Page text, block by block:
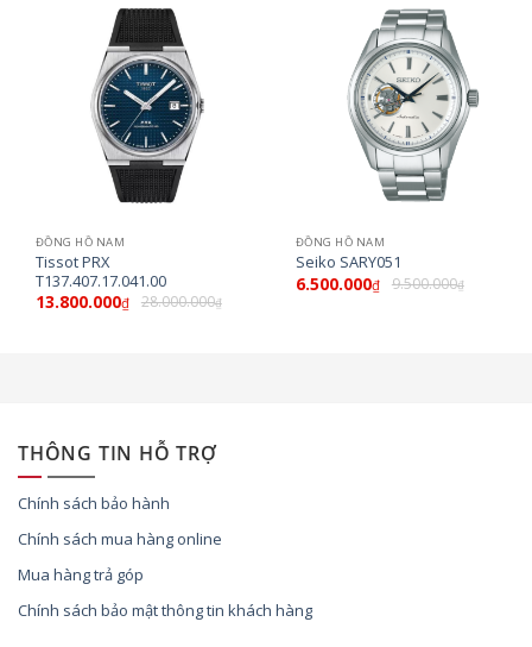
ĐỒNG HỒ NAM
Tissot PRX
T137.407.17.041.00
13.800.000₫ 28.000.000₫
ĐỒNG HỒ NAM
Seiko SARY051
6.500.000₫ 9.500.000₫
THÔNG TIN HỖ TRỢ
Chính sách bảo hành
Chính sách mua hàng online
Mua hàng trả góp
Chính sách bảo mật thông tin khách hàng